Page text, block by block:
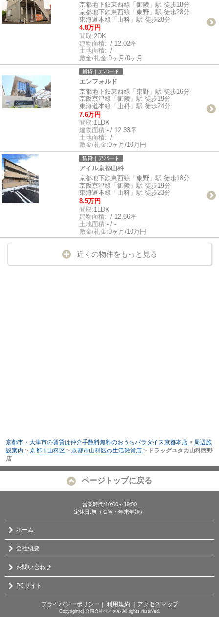
京都地下鉄東西線「御陵」駅 徒歩18分
京都地下鉄東西線「東野」駅 徒歩28分
東海道本線「山科」駅 徒歩28分
4.8万円
間取:2DK
建物面積:- / 12.02坪
土地面積:- / -
敷金/礼金:0ヶ月/0ヶ月
賃貸｜アパート
エンフォルド
京都地下鉄東西線「東野」駅 徒歩16分
京阪京津線「御陵」駅 徒歩19分
東海道本線「山科」駅 徒歩24分
7.6万円
間取:1LDK
建物面積:- / 12.33坪
土地面積:- / -
敷金/礼金:0ヶ月/10万円
賃貸｜アパート
アイル京都山科
京都地下鉄東西線「東野」駅 徒歩18分
京阪京津線「御陵」駅 徒歩19分
東海道本線「山科」駅 徒歩23分
8.5万円
間取:1LDK
建物面積:- / 12.66坪
土地面積:- / -
敷金/礼金:0ヶ月/10万円
近くの物件をもっと見る
京都市・大津市の賃貸は仲介手数料無料のおうちパラダイス京都本店 > 周辺施
設案内 > 京都市山科区 > 京都市山科区の生活雑貨店 > ドラッグユタカ山科西野
店
ページトップに戻る
営業時間:10:00～19:00
定休日:無（ＧＷ・年末年始）
ホーム
会社概要
お問い合わせ
PCサイト
プライバシーポリシー ｜ 利用規約 ｜アクセスマップ
Copyright(c) 合同会社ベアクル All rights reserved.